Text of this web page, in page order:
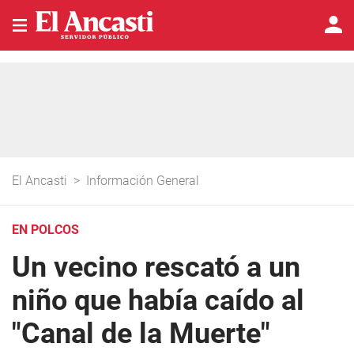
El Ancasti > Información General
EN POLCOS
Un vecino rescató a un
niño que había caído al
"Canal de la Muerte"